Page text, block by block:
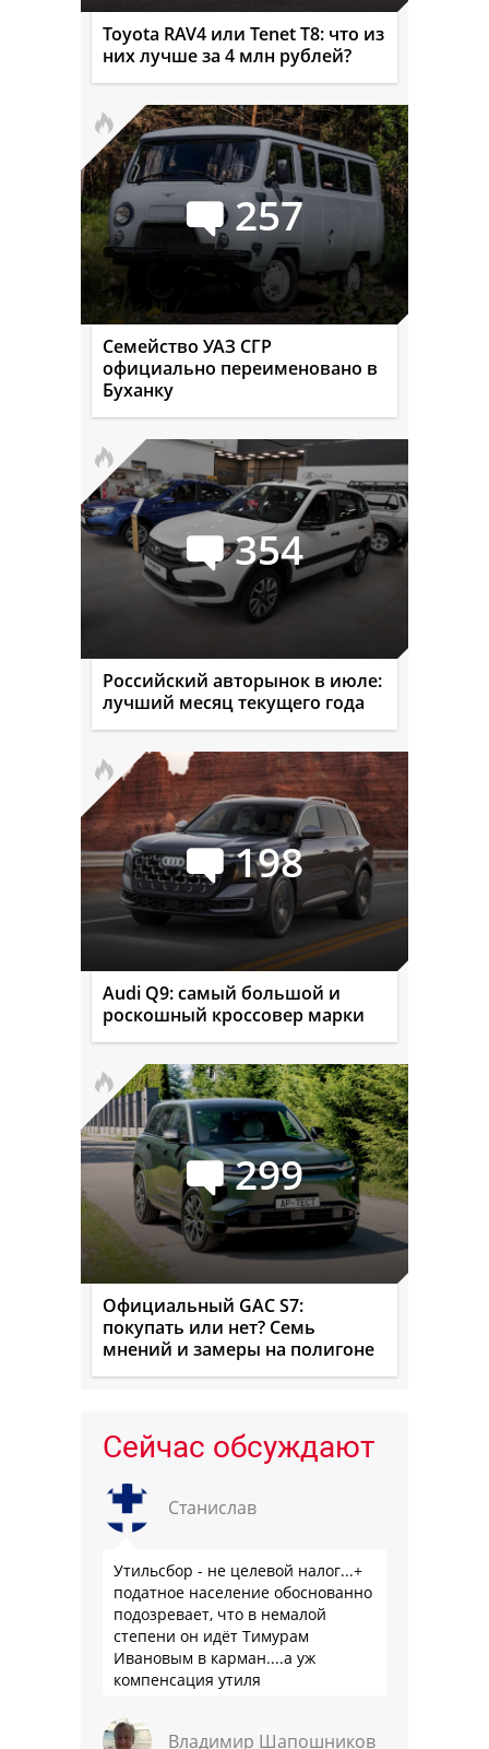
Toyota RAV4 или Tenet T8: что из
них лучше за 4 млн рублей?
257
Семейство УАЗ СГР
официально переименовано в
Буханку
354
Российский авторынок в июле:
лучший месяц текущего года
198
Audi Q9: самый большой и
роскошный кроссовер марки
299
Официальный GAC S7:
покупать или нет? Семь
мнений и замеры на полигоне
Сейчас обсуждают
Станислав
Утильсбор - не целевой налог...+
податное население обоснованно
подозревает, что в немалой
степени он идёт Тимурам
Ивановым в карман....а уж
компенсация утиля
что прям эталон коррупции
Владимир Шапошников